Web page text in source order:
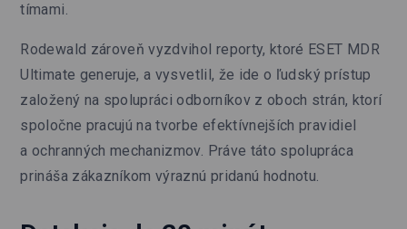
tímami.
Rodewald zároveň vyzdvihol reporty, ktoré ESET MDR
Ultimate generuje, a vysvetlil, že ide o ľudský prístup
založený na spolupráci odborníkov z oboch strán, ktorí
spoločne pracujú na tvorbe efektívnejších pravidiel
a ochranných mechanizmov. Práve táto spolupráca
prináša zákazníkom výraznú pridanú hodnotu.